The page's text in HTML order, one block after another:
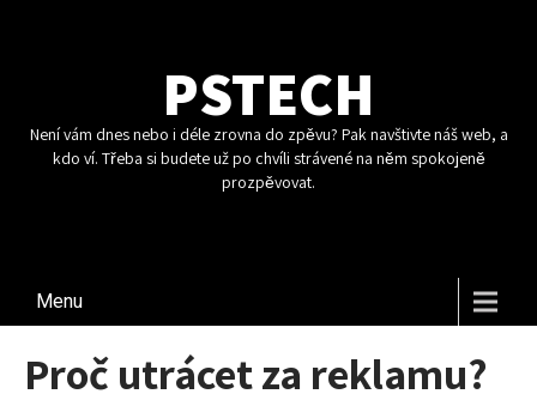
PSTECH
Není vám dnes nebo i déle zrovna do zpěvu? Pak navštivte náš web, a
kdo ví. Třeba si budete už po chvíli strávené na něm spokojeně
prozpěvovat.
Menu
Proč utrácet za reklamu?